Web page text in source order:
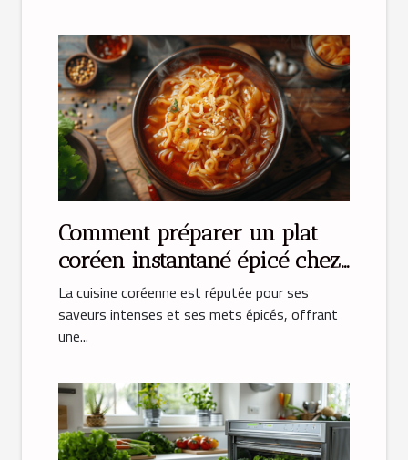
Comment préparer un plat
coréen instantané épicé chez
soi
La cuisine coréenne est réputée pour ses
saveurs intenses et ses mets épicés, offrant
une...